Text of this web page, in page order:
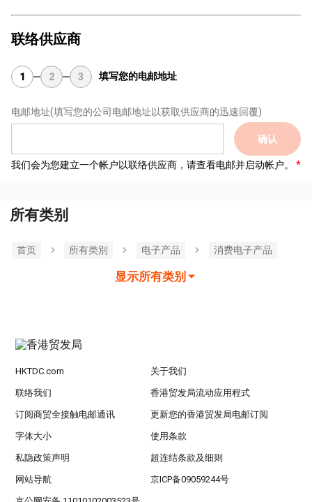
联络供应商
1 2 3 填写您的电邮地址
电邮地址(填写您的公司电邮地址以获取供应商的迅速回覆)
确认
我们会为您建立一个帐户以联络供应商，请查看电邮并启动帐户。
所有类别
首页 所有类別 电子产品 消费电子产品
显示所有类别
HKTDC.com 关于我们
联络我们 香港贸发局流动应用程式
订阅商贸全接触电邮通讯 更新您的香港贸发局电邮订阅
字体大小 使用条款
私隐政策声明 超连结条款及细则
网站导航 京ICP备09059244号